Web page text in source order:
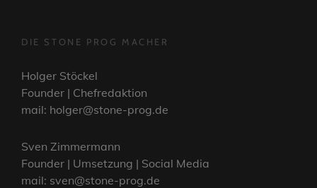
DIE STONE PROG MACHER
Holger Stöckel
Founder | Chefredaktion
mail: holger@stone-prog.de
Sven Zimmermann
Founder | Umsetzung | Social Media
mail: sven@stone-prog.de